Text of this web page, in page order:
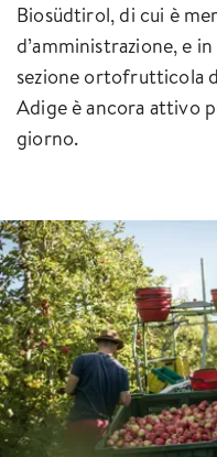
Biosüdtirol, di cui è
d’amministrazione, e
sezione ortofrutticola
Adige è ancora attivo
giorno.